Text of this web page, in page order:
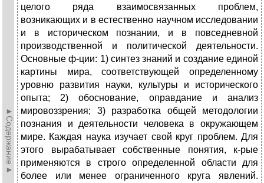
►Содержание►
целого ряда взаимосвязанных проблем,
возникающих и в естественно научном исследовании
и в историческом познании, и в повседневной
производственной и политической деятельности.
Основные ф-ции: 1) синтез знаний и создание единой
картины мира, соответствующей определенному
уровню развития науки, культуры и исторического
опыта; 2) обоснование, оправдание и анализ
мировоззрения; 3) разработка общей методологии
познания и деятельности человека в окружающем
мире. Каждая наука изучает свой круг проблем. Для
этого вырабатывает собственные понятия, к-рые
применяются в строго определенной области для
более или менее ограниченного круга явлений.